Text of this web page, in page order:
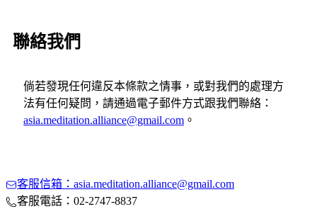
聯絡我們
倘若發現任何違反本條款之情事，或對我們的處理方
法有任何疑問，請通過電子郵件方式跟我們聯絡：
asia.meditation.alliance@gmail.com 。
客服信箱：asia.meditation.alliance@gmail.com
客服電話：02-2747-8837